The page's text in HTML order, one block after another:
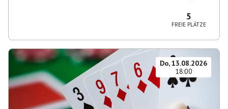
5
FREIE PLÄTZE
Do, 13.08.2026
18:00